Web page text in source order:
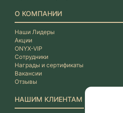
О КОМПАНИИ
Наши Лидеры
Акции
ONYX-VIP
Сотрудники
Награды и сертификаты
Вакансии
Отзывы
НАШИМ КЛИЕНТАМ